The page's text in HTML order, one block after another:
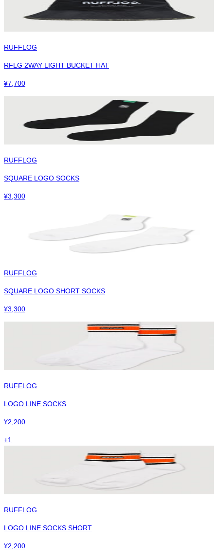
RUFFLOG
RFLG 2WAY LIGHT BUCKET HAT
¥7,700
RUFFLOG
SQUARE LOGO SOCKS
¥3,300
RUFFLOG
SQUARE LOGO SHORT SOCKS
¥3,300
RUFFLOG
LOGO LINE SOCKS
¥2,200
+1
RUFFLOG
LOGO LINE SOCKS SHORT
¥2,200